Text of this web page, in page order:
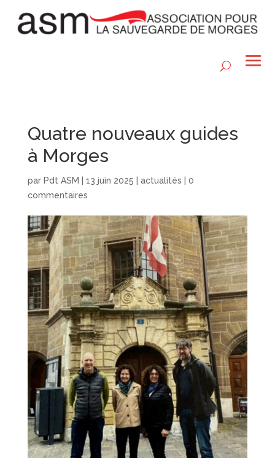
Quatre nouveaux guides
à Morges
par Pdt ASM 13 juin 2025 actualités
0
commentaires